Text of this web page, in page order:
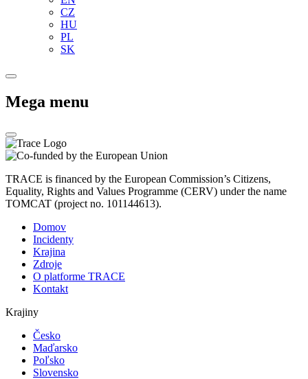
CZ
HU
PL
SK
Mega menu
TRACE is financed by the European Commission’s Citizens,
Equality, Rights and Values Programme (CERV) under the name
TOMCAT (project no. 101144613).
Domov
Incidenty
Krajina
Zdroje
O platforme TRACE
Kontakt
Krajiny
Česko
Maďarsko
Poľsko
Slovensko